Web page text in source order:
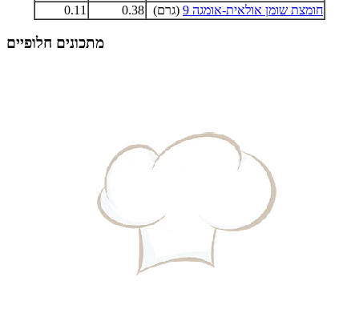
חומצת שומן אולאית-אומגה 9
(גרם) 0.38
0.11
מתכונים חלופיים